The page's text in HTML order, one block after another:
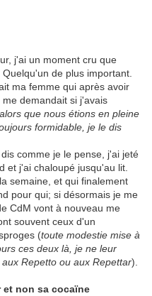
j'ai un moment cru que
de plus important.
ma femme qui après avoir
demandait si j'avais
alors que nous étions en pleine
formidable, je le dis
comme je le pense, j'ai jeté
et j'ai chaloupé jusqu'au lit.
semaine, et qui finalement
pour qui; si désormais je me
CdM vont à nouveau me
souvent ceux d'un
(toute modestie mise à
ces deux là, je ne leur
Repetto ou aux Repettar).
et non sa cocaïne